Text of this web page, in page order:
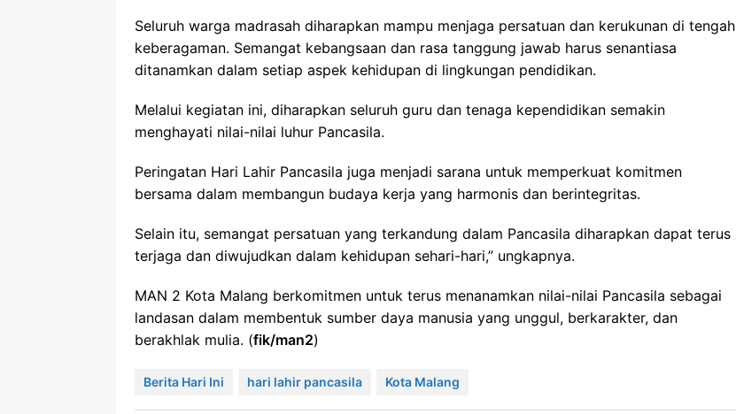
Seluruh warga madrasah diharapkan mampu menjaga persatuan dan kerukunan di tengah
keberagaman. Semangat kebangsaan dan rasa tanggung jawab harus senantiasa
ditanamkan dalam setiap aspek kehidupan di lingkungan pendidikan.
Melalui kegiatan ini, diharapkan seluruh guru dan tenaga kependidikan semakin
menghayati nilai-nilai luhur Pancasila.
Peringatan Hari Lahir Pancasila juga menjadi sarana untuk memperkuat komitmen
bersama dalam membangun budaya kerja yang harmonis dan berintegritas.
Selain itu, semangat persatuan yang terkandung dalam Pancasila diharapkan dapat terus
terjaga dan diwujudkan dalam kehidupan sehari-hari,” ungkapnya.
MAN 2 Kota Malang berkomitmen untuk terus menanamkan nilai-nilai Pancasila sebagai
landasan dalam membentuk sumber daya manusia yang unggul, berkarakter, dan
berakhlak mulia. (fik/man2)
Berita Hari Ini hari lahir pancasila Kota Malang